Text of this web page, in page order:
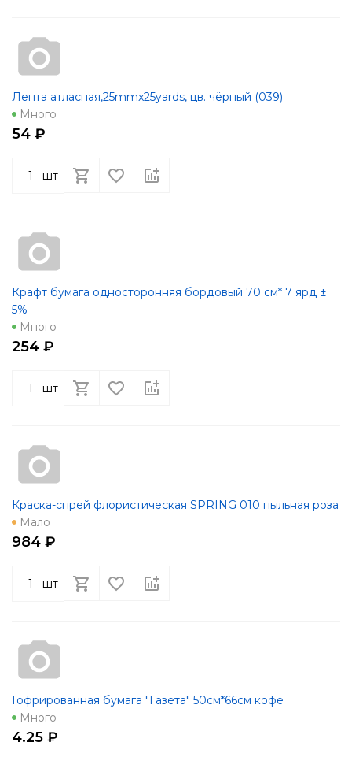
Лента атласная,25mmx25yards, цв. чёрный (039)
Много
54 ₽
шт
Крафт бумага односторонняя бордовый 70 см* 7 ярд ±
5%
Много
254 ₽
шт
Краска-спрей флористическая SPRING 010 пыльная роза
Мало
984 ₽
шт
Гофрированная бумага "Газета" 50см*66см кофе
Много
4.25 ₽